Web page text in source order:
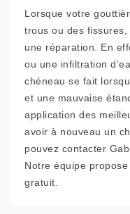
Lorsque votre
trous ou des
une réparation. En
ou une infiltration
chéneau se fait
et une mauvaise
application des
avoir à nouveau un
pouvez contacter
Notre équipe
gratuit.